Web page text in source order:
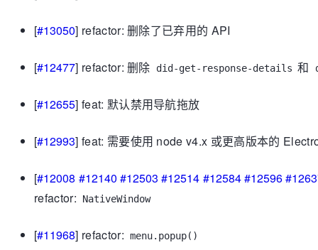
[#13050] refactor: 删除了已弃用的 API
[#12477] refactor: 删除 did-get-response-details 和
[#12655] feat: 默认禁用导航拖放
[#12993] feat: 需要使用 node v4.x 或更高版本的
[#12008 #12140 #12503 #12514 #12584#12596
refactor:
NativeWindow
[#11968] refactor: menu.popup()